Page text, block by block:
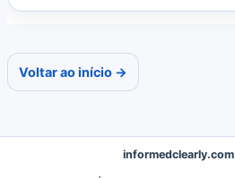
Voltar ao início →
informedclearly.com